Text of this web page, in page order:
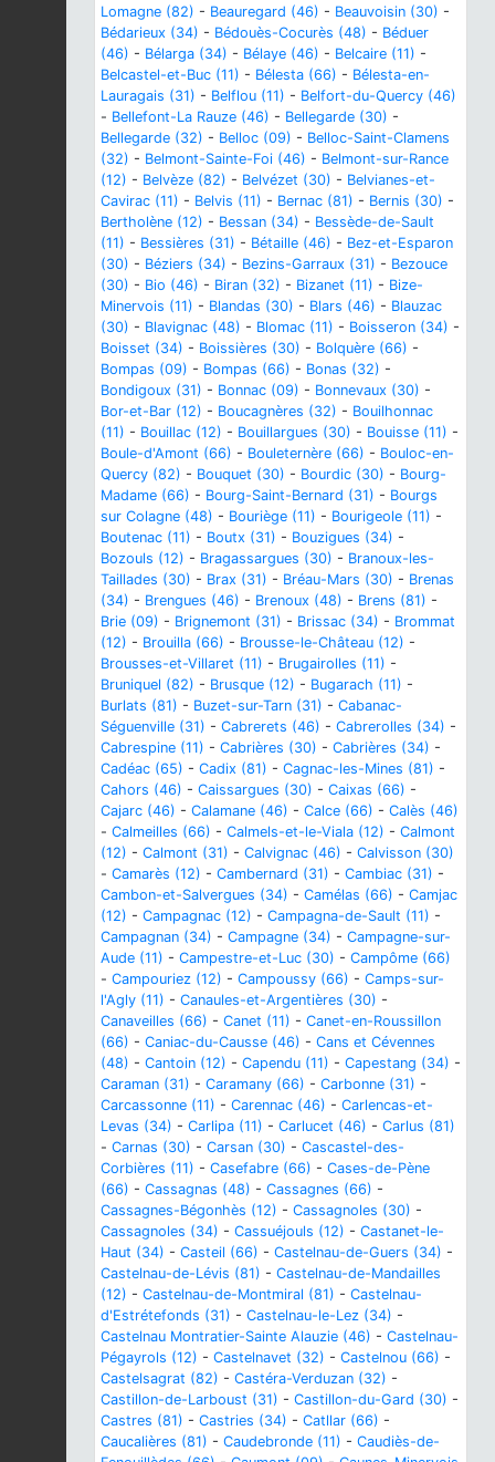
Lomagne (82) - Beauregard (46) - Beauvoisin (30) -
Bédarieux (34) - Bédouès-Cocurès (48) - Béduer
(46) - Bélarga (34) - Bélaye (46) - Belcaire (11) -
Belcastel-et-Buc (11) - Bélesta (66) - Bélesta-en-
Lauragais (31) - Belflou (11) - Belfort-du-Quercy (46)
- Bellefont-La Rauze (46) - Bellegarde (30) -
Bellegarde (32) - Belloc (09) - Belloc-Saint-Clamens
(32) - Belmont-Sainte-Foi (46) - Belmont-sur-Rance
(12) - Belvèze (82) - Belvézet (30) - Belvianes-et-
Cavirac (11) - Belvis (11) - Bernac (81) - Bernis (30) -
Bertholène (12) - Bessan (34) - Bessède-de-Sault
(11) - Bessières (31) - Bétaille (46) - Bez-et-Esparon
(30) - Béziers (34) - Bezins-Garraux (31) - Bezouce
(30) - Bio (46) - Biran (32) - Bizanet (11) - Bize-
Minervois (11) - Blandas (30) - Blars (46) - Blauzac
(30) - Blavignac (48) - Blomac (11) - Boisseron (34) -
Boisset (34) - Boissières (30) - Bolquère (66) -
Bompas (09) - Bompas (66) - Bonas (32) -
Bondigoux (31) - Bonnac (09) - Bonnevaux (30) -
Bor-et-Bar (12) - Boucagnères (32) - Bouilhonnac
(11) - Bouillac (12) - Bouillargues (30) - Bouisse (11) -
Boule-d'Amont (66) - Bouleternère (66) - Bouloc-en-
Quercy (82) - Bouquet (30) - Bourdic (30) - Bourg-
Madame (66) - Bourg-Saint-Bernard (31) - Bourgs
sur Colagne (48) - Bouriège (11) - Bourigeole (11) -
Boutenac (11) - Boutx (31) - Bouzigues (34) -
Bozouls (12) - Bragassargues (30) - Branoux-les-
Taillades (30) - Brax (31) - Bréau-Mars (30) - Brenas
(34) - Brengues (46) - Brenoux (48) - Brens (81) -
Brie (09) - Brignemont (31) - Brissac (34) - Brommat
(12) - Brouilla (66) - Brousse-le-Château (12) -
Brousses-et-Villaret (11) - Brugairolles (11) -
Bruniquel (82) - Brusque (12) - Bugarach (11) -
Burlats (81) - Buzet-sur-Tarn (31) - Cabanac-
Séguenville (31) - Cabrerets (46) - Cabrerolles (34) -
Cabrespine (11) - Cabrières (30) - Cabrières (34) -
Cadéac (65) - Cadix (81) - Cagnac-les-Mines (81) -
Cahors (46) - Caissargues (30) - Caixas (66) -
Cajarc (46) - Calamane (46) - Calce (66) - Calès (46)
- Calmeilles (66) - Calmels-et-le-Viala (12) - Calmont
(12) - Calmont (31) - Calvignac (46) - Calvisson (30)
- Camarès (12) - Cambernard (31) - Cambiac (31) -
Cambon-et-Salvergues (34) - Camélas (66) - Camjac
(12) - Campagnac (12) - Campagna-de-Sault (11) -
Campagnan (34) - Campagne (34) - Campagne-sur-
Aude (11) - Campestre-et-Luc (30) - Campôme (66)
- Campouriez (12) - Campoussy (66) - Camps-sur-
l'Agly (11) - Canaules-et-Argentières (30) -
Canaveilles (66) - Canet (11) - Canet-en-Roussillon
(66) - Caniac-du-Causse (46) - Cans et Cévennes
(48) - Cantoin (12) - Capendu (11) - Capestang (34) -
Caraman (31) - Caramany (66) - Carbonne (31) -
Carcassonne (11) - Carennac (46) - Carlencas-et-
Levas (34) - Carlipa (11) - Carlucet (46) - Carlus (81)
- Carnas (30) - Carsan (30) - Cascastel-des-
Corbières (11) - Casefabre (66) - Cases-de-Pène
(66) - Cassagnas (48) - Cassagnes (66) -
Cassagnes-Bégonhès (12) - Cassagnoles (30) -
Cassagnoles (34) - Cassuéjouls (12) - Castanet-le-
Haut (34) - Casteil (66) - Castelnau-de-Guers (34) -
Castelnau-de-Lévis (81) - Castelnau-de-Mandailles
(12) - Castelnau-de-Montmiral (81) - Castelnau-
d'Estrétefonds (31) - Castelnau-le-Lez (34) -
Castelnau Montratier-Sainte Alauzie (46) - Castelnau-
Pégayrols (12) - Castelnavet (32) - Castelnou (66) -
Castelsagrat (82) - Castéra-Verduzan (32) -
Castillon-de-Larboust (31) - Castillon-du-Gard (30) -
Castres (81) - Castries (34) - Catllar (66) -
Caucalières (81) - Caudebronde (11) - Caudiès-de-